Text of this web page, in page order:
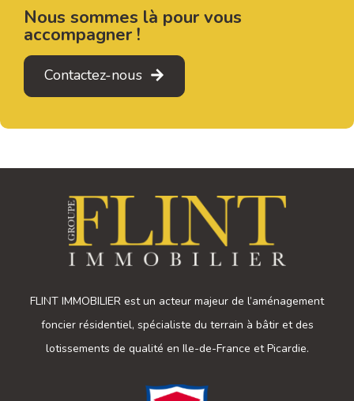
Nous sommes là pour vous
accompagner !
Contactez-nous
FLINT IMMOBILIER est un acteur majeur de l’aménagement
foncier résidentiel, spécialiste du terrain à bâtir et des
lotissements de qualité en Ile-de-France et Picardie.